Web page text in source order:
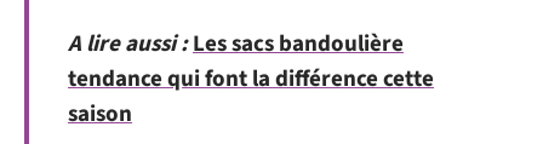
A lire aussi :Les sacs bandoulière
tendance qui font la différence cette
saison